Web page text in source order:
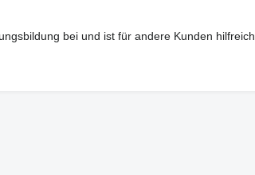
bei und ist für andere Kunden hilfreich.